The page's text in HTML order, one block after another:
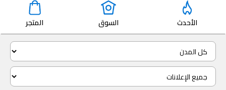
الأحدث السوق المتجر